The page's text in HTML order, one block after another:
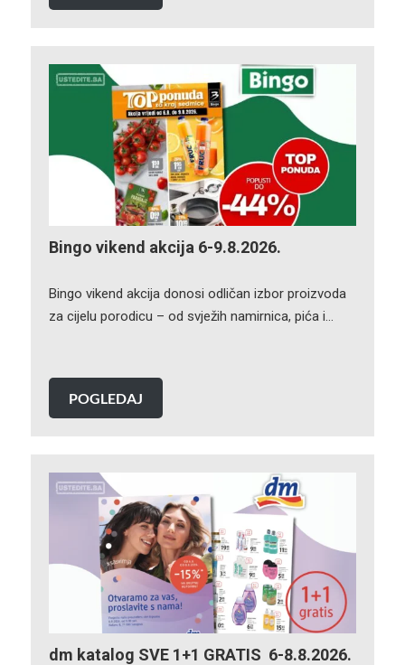
Bingo vikend akcija 6-9.8.2026.
Bingo vikend akcija donosi odličan izbor proizvoda
za cijelu porodicu – od svježih namirnica, pića i…
POGLEDAJ
dm katalog SVE 1+1 GRATIS 6-8.8.2026.